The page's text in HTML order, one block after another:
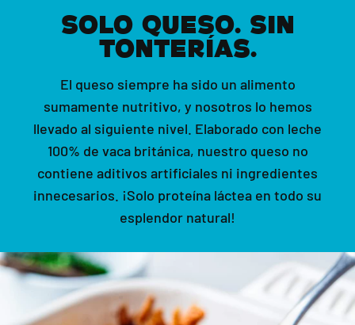
SOLO QUESO. SIN
TONTERÍAS.
El queso siempre ha sido un alimento
sumamente nutritivo, y nosotros lo hemos
llevado al siguiente nivel. Elaborado con leche
100% de vaca británica, nuestro queso no
contiene aditivos artificiales ni ingredientes
innecesarios. ¡Solo proteína láctea en todo su
esplendor natural!